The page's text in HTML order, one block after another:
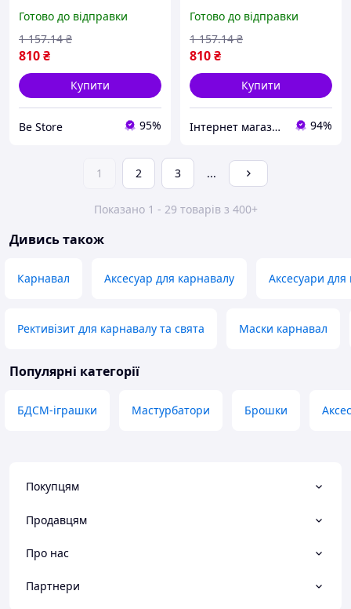
маска на Хелловін /
Косплей маска
маскарадна
Готово до відправки
810₴
1 157.14 ₴
Купити
Be Store 95%
Готово до відправки
810₴
1 157.14 ₴
Купити
Інтернет магазин Сенс 94%
1 2 3 ...
Показано 1 - 29 товарів з 400+
Дивись також
Карнавал Аксесуар для карнавалу Аксесуари для
Рективізит для карнавалу та свята Маски карнавал
Популярні категорії
БДСМ-іграшки Мастурбатори Брошки
Покупцям
Продавцям
Про нас
Партнери